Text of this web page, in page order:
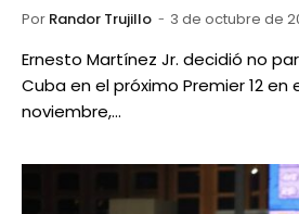
Por Randor Trujillo 3 de octubre de
Ernesto Martínez Jr. decidió no
Cuba en el próximo Premier 12 en
noviembre,…